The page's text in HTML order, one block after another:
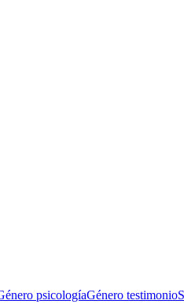
psicologíaGénero testimonio